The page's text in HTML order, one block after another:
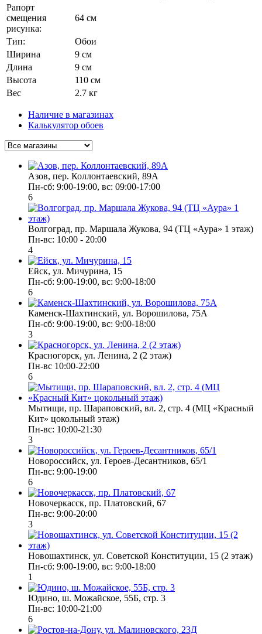
Рапорт
смещения
рисунка:
64 см
Тип:
Обои
Ширина
9 см
Длина
9 см
Высота
110 см
Вес
2.7 кг
Наличие в магазинах
Калькулятор обоев
Азов, пер. Коллонтаевский, 89А
Пн-сб: 9:00-19:00, вс: 09:00-17:00
6
Волгоград, пр. Маршала Жукова, 94 (ТЦ «Аура» 1 этаж)
Пн-вс: 10:00 - 20:00
4
Ейск, ул. Мичурина, 15
Пн-cб: 9:00-19:00, вс: 9:00-18:00
6
Каменск-Шахтинский, ул. Ворошилова, 75А
Пн-сб: 9:00-19:00, вс: 9:00-18:00
3
Красногорск, ул. Ленина, 2 (2 этаж)
Пн-вс 10:00-22:00
6
Мытищи, пр. Шараповский, вл. 2, стр. 4 (МЦ «Красный
Кит» цокольный этаж)
Пн-вс: 10:00-21:30
3
Новороссийск, ул. Героев-Десантников, 65/1
Пн-вс: 9:00-19:00
6
Новочеркасск, пр. Платовский, 67
Пн-вс: 9:00-20:00
3
Новошахтинск, ул. Советской Конституции, 15 (2 этаж)
Пн-сб: 9:00-19:00, вс: 9:00-18:00
1
Юдино, ш. Можайское, 55Б, стр. 3
Пн-вс: 10:00-21:00
6